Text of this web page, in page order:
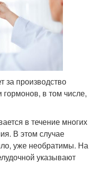
за производство
в том числе,
в течение многих
В этом случае
уже необратимы. На
указывают